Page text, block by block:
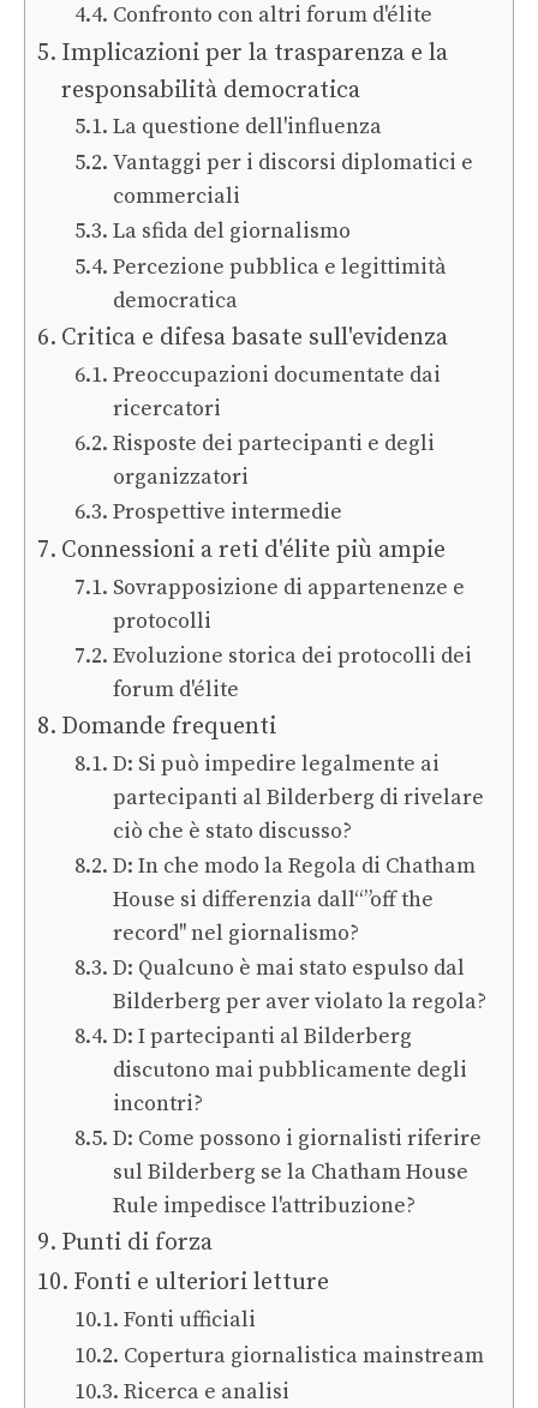
Confronto con altri forum d'élite
Implicazioni per la trasparenza e la
responsabilità democratica
La questione dell'influenza
Vantaggi per i discorsi diplomatici e
commerciali
La sfida del giornalismo
Percezione pubblica e legittimità
democratica
Critica e difesa basate sull'evidenza
Preoccupazioni documentate dai
ricercatori
Risposte dei partecipanti e degli
organizzatori
Prospettive intermedie
Connessioni a reti d'élite più ampie
Sovrapposizione di appartenenze e
protocolli
Evoluzione storica dei protocolli dei
forum d'élite
Domande frequenti
D: Si può impedire legalmente ai
partecipanti al Bilderberg di rivelare
ciò che è stato discusso?
D: In che modo la Regola di Chatham
House si differenzia dall“”off the
record" nel giornalismo?
D: Qualcuno è mai stato espulso dal
Bilderberg per aver violato la regola?
D: I partecipanti al Bilderberg
discutono mai pubblicamente degli
incontri?
D: Come possono i giornalisti riferire
sul Bilderberg se la Chatham House
Rule impedisce l'attribuzione?
Punti di forza
Fonti e ulteriori letture
Fonti ufficiali
Copertura giornalistica mainstream
Ricerca e analisi